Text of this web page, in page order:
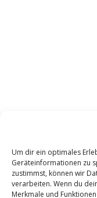
Um dir ein optimales
Geräteinformationen zu
zustimmst, können wir
verarbeiten. Wenn du
Merkmale und